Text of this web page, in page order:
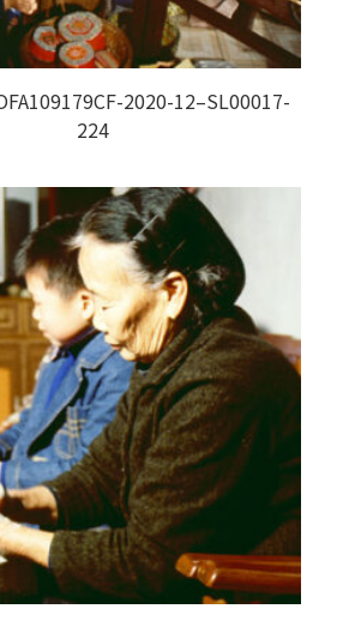
2020-12–SL00017-
224